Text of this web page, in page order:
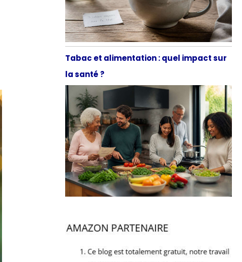
Tabac et alimentation : quel impact sur
la santé ?